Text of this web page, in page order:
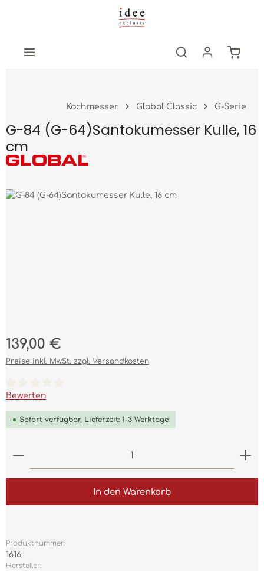
Zum Hauptinhalt springen
Kochmesser Global Classic G-Serie
G-84 (G-64)Santokumesser Kulle, 16
cm
Bildergalerie überspringen
Regulärer Preis:
139,00 €
Preise inkl. MwSt. zzgl. Versandkosten
Durchschnittliche Bewertung von 0 von 5 Sternen
Bewerten
Sofort verfügbar, Lieferzeit: 1-3 Werktage
Produkt Anzahl: Gib den gewünschten Wert
In den Warenkorb
Produktnummer:
1616
Hersteller: